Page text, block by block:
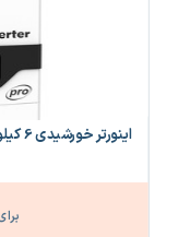
اینورتر خورشیدی 6 کیلووات MUST